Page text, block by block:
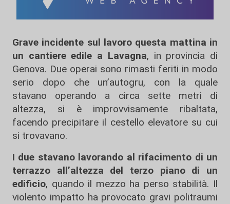
Grave incidente sul lavoro questa mattina in
un cantiere edile a Lavagna, in provincia di
Genova. Due operai sono rimasti feriti in modo
serio dopo che un’autogru, con la quale
stavano operando a circa sette metri di
altezza, si è improvvisamente ribaltata,
facendo precipitare il cestello elevatore su cui
si trovavano.
I due stavano lavorando al rifacimento di un
terrazzo all’altezza del terzo piano di un
edificio, quando il mezzo ha perso stabilità. Il
violento impatto ha provocato gravi politraumi